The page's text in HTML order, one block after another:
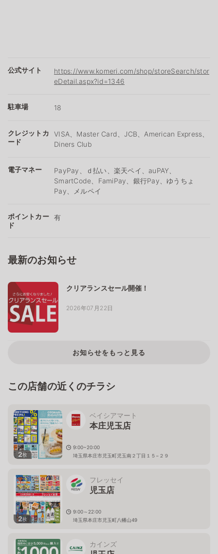
公式サイト
https://www.komeri.com/shop/storeSearch/stor
eDetail.aspx?id=1346
駐車場 18
クレジットカ
ード
VISA、Master Card、JCB、American Express、
Diners Club
電子マネー
PayPay、ｄ払い、楽天ペイ、auPAY、
SmartCode、FamiPay、銀行Pay、ゆうちょ
Pay、メルペイ
ポイントカー
ド
有
最新のお知らせ
クリアランスセール開催！
2026年07月22日
お知らせをもっと見る
この店舗の近くのチラシ
2枚
ベイシアマート
本庄児玉店
9:00~20:00
埼玉県本庄市児玉町児玉南２丁目１５−２９
2枚
フレッセイ
児玉店
9:00～22:00
埼玉県本庄市児玉町八幡山49
カインズ